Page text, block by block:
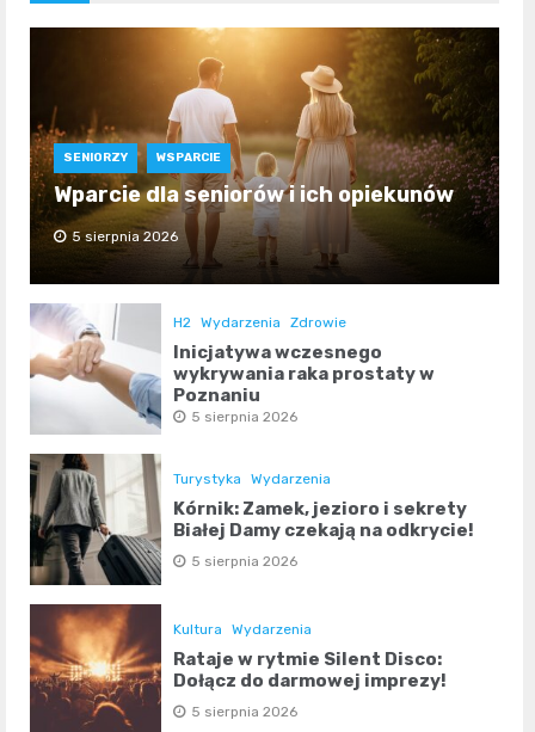
SENIORZY WSPARCIE
Wparcie dla seniorów i ich opiekunów
5 sierpnia 2026
H2 Wydarzenia Zdrowie
Inicjatywa wczesnego
wykrywania raka prostaty w
Poznaniu
5 sierpnia 2026
Turystyka Wydarzenia
Kórnik: Zamek, jezioro i sekrety
Białej Damy czekają na odkrycie!
5 sierpnia 2026
Kultura Wydarzenia
Rataje w rytmie Silent Disco:
Dołącz do darmowej imprezy!
5 sierpnia 2026